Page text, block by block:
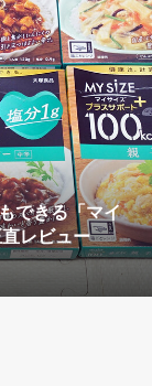
できる「マイ
レビュー